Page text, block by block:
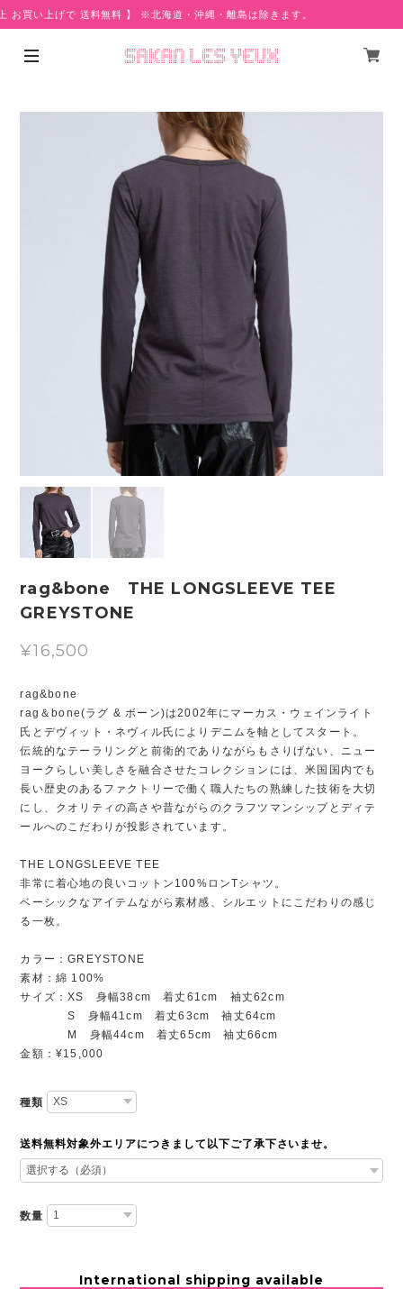
い上げで 送料無料 】 ※北海道・沖縄・離島は除きます。
rag&bone THE LONGSLEEVE TEE
GREYSTONE
¥16,500
rag&bone
rag＆bone(ラグ & ボーン)は2002年にマーカス・ウェインライト
氏とデヴィット・ネヴィル氏によりデニムを軸としてスタート。
伝統的なテーラリングと前衛的でありながらもさりげない、ニュー
ヨークらしい美しさを融合させたコレクションには、米国国内でも
長い歴史のあるファクトリーで働く職人たちの熟練した技術を大切
にし、クオリティの高さや昔ながらのクラフツマンシップとディテ
ールへのこだわりが投影されています。
THE LONGSLEEVE TEE
非常に着心地の良いコットン100%ロンTシャツ。
ベーシックなアイテムながら素材感、シルエットにこだわりの感じ
る一枚。
カラー：GREYSTONE
素材：綿 100%
サイズ：XS 身幅38cm 着丈61cm 袖丈62cm
S 身幅41cm 着丈63cm 袖丈64cm
M 身幅44cm 着丈65cm 袖丈66cm
金額：¥15,000
種類
送料無料対象外エリアにつきまして以下ご了承下さいませ。
数量
International shipping available